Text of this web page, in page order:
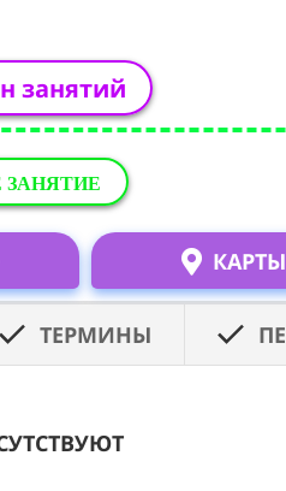
занятий
КАРТЫ
ТЕРМИНЫ